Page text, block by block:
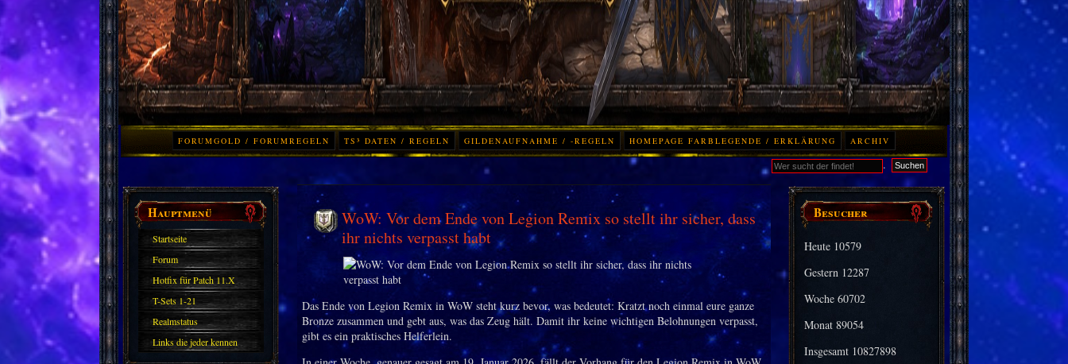
FORUMGOLD / FORUMREGELN TS³ DATEN / REGELN GILDENAUFNAHME / -REGELN HOMEPAGE FARBLEGENDE / ERKLÄRUNG ARCHIV
. Suchen
Hauptmenü
Startseite
Forum
Hotfix für Patch 11.X
T-Sets 1-21
Realmstatus
Links die jeder kennen
Besucher
Heute 10579
Gestern 12287
Woche60702
Monat89054
Insgesamt 10827898
WoW: Vor dem Ende von Legion Remix so stellt ihr sicher, dass
ihr nichts verpasst habt
Das Ende von Legion Remix in WoW steht kurz bevor, was bedeutet: Kratzt noch einmal eure ganze
Bronze zusammen und gebt aus, was das Zeug hält. Damit ihr keine wichtigen Belohnungen verpasst,
gibt es ein praktisches Helferlein.